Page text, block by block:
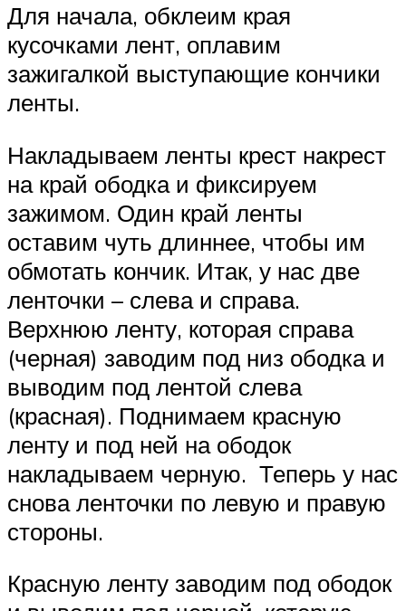
Для начала, обклеим края
кусочками лент, оплавим
зажигалкой выступающие кончики
ленты.
Накладываем ленты крест накрест
на край ободка и фиксируем
зажимом. Один край ленты
оставим чуть длиннее, чтобы им
обмотать кончик. Итак, у нас две
ленточки – слева и справа.
Верхнюю ленту, которая справа
(черная) заводим под низ ободка и
выводим под лентой слева
(красная). Поднимаем красную
ленту и под ней на ободок
накладываем черную. Теперь у нас
снова ленточки по левую и правую
стороны.
Красную ленту заводим под ободок